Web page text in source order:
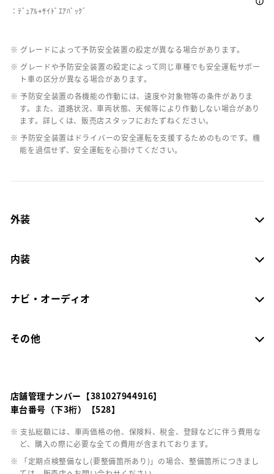
：ﾃﾞｭｱﾙ+ｻｲﾄﾞｴｱﾊﾞｯｸﾞ
※ グレードによって予防安全装置の設定が異なる場合があります。
※ グレードや予防安全装置の設定によって同じ車種でも安全運転サポー
ト車の区分が異なる場合があります。
※ 予防安全装置の各機能の作動には、速度や対象物等の条件がありま
す。また、道路状況、車両状態、天候等により作動しない場合があり
ます。詳しくは、販売店スタッフにおたずねください。
※ 予防安全装置はドライバーの安全運転を支援するためのものです。機
能を過信せず、安全運転を心掛けてください。
外装
内装
ナビ・オーディオ
その他
店舗管理ナンバー【381027944916】
車台番号（下3桁）【528】
※ 支払総額には、車両価格の他、保険料、税金、登録などに伴う費用な
ど、購入の際に必要な全ての費用が含まれております。
※ 「定期点検整備なし(要整備箇所あり)」の場合、整備箇所につきまし